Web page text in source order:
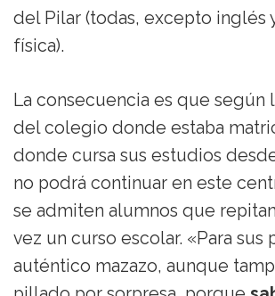
del Pilar (todas, excepto inglés
física).
La consecuencia es que según
del colegio donde estaba
donde cursa sus estudios
no podrá continuar en este
se admiten alumnos que
vez un curso escolar. «Para sus
auténtico mazazo, aunque